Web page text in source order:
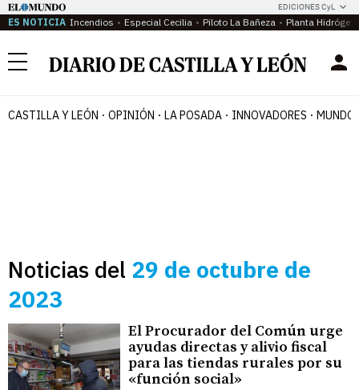
EDICIONES CyL
ES NOTICIA Incendios Especial Cecilia Piloto La Bañeza Planta
Menú
CASTILLA Y LEÓN OPINIÓN LA POSADA INNOVADORES MUNDO
Noticias del 29 de octubre de
2023
El Procurador del Común urge
ayudas directas y alivio fiscal
para las tiendas rurales por su
«función social»